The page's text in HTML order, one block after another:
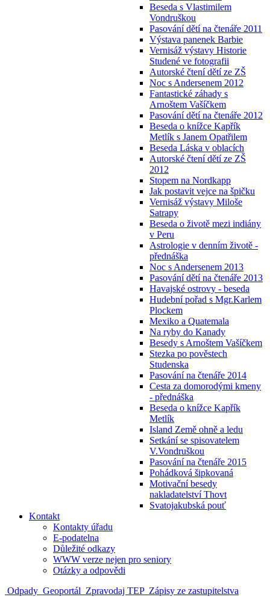
Beseda s Vlastimilem
Vondruškou
Pasování dětí na čtenáře 2011
Výstava panenek Barbie
Vernisáž výstavy Historie
Studené ve fotografii
Autorské čtení dětí ze ZŠ
Noc s Andersenem 2012
Fantastické záhady s
Arnoštem Vašíčkem
Pasování dětí na čtenáře 2012
Beseda o knížce Kapřík
Metlík s Janem Opatřilem
Beseda Láska v oblacích
Autorské čtení dětí ze ZŠ
2012
Stopem na Nordkapp
Jak postavit vejce na špičku
Vernisáž výstavy Miloše
Satrapy
Beseda o životě mezi indiány
v Peru
Astrologie v denním životě -
přednáška
Noc s Andersenem 2013
Pasování dětí na čtenáře 2013
Havajské ostrovy - beseda
Hudební pořad s Mgr.Karlem
Plockem
Mexiko a Quatemala
Na ryby do Kanady
Besedy s Arnoštem Vašíčkem
Stezka po pověstech
Studenska
Pasování na čtenáře 2014
Cesta za domorodými kmeny
- přednáška
Beseda o knížce Kapřík
Metlík
Island Země ohně a ledu
Setkání se spisovatelem
V.Vondruškou
Pasování na čtenáře 2015
Pohádková šipkovaná
Motivační besedy
nakladatelství Thovt
Svatojakubská pouť
Kontakt
Kontakty úřadu
E-podatelna
Důležité odkazy
WWW verze nejen pro seniory
Otázky a odpovědi
Odpady Geoportál Zpravodaj TEP Zápisy ze zastupitelstva